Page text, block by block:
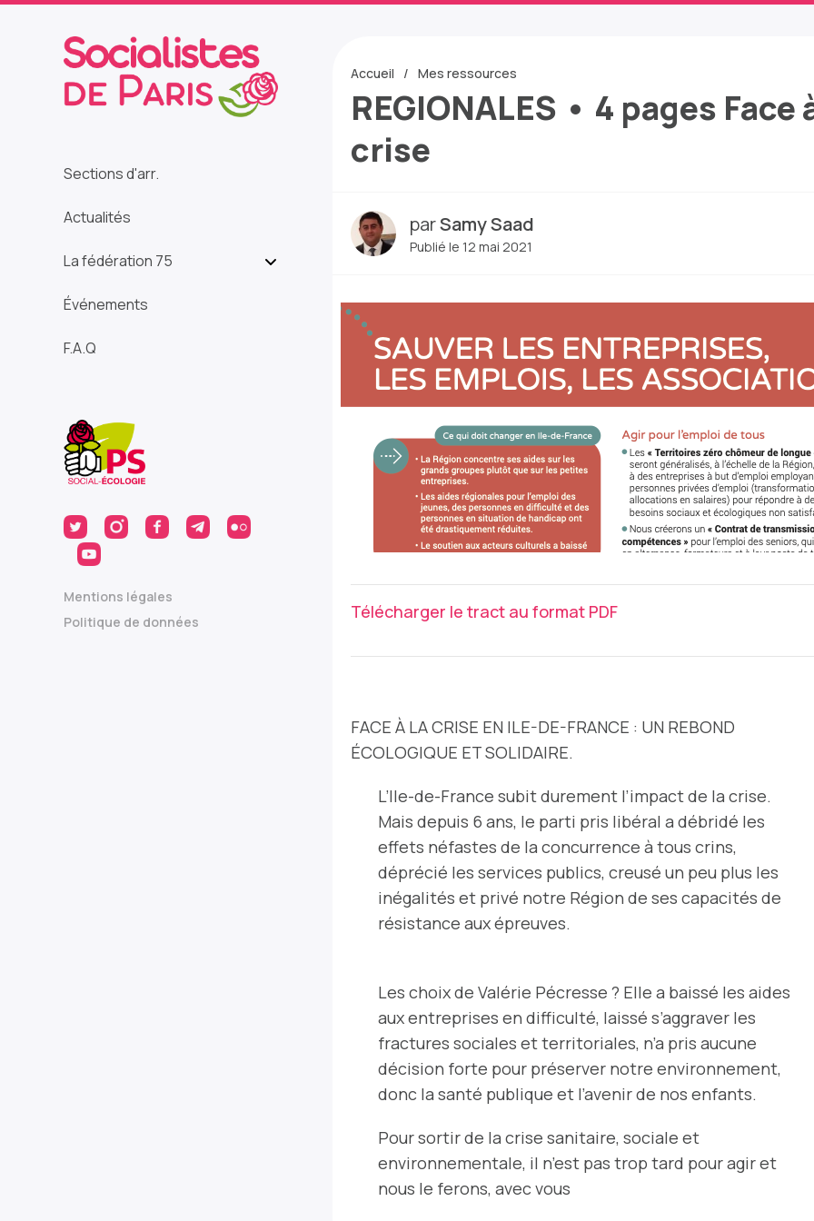
Sections d'arr.
Actualités
La fédération 75
Événements
F.A.Q
Mentions légales
Politique de données
Accueil Mes ressources
REGIONALES • 4 pages Face
crise
parSamy Saad
Publié le 12 mai 2021
Télécharger le tract au format PDF
FACE À LA CRISE EN ILE-DE-FRANCE : UN REBOND
ÉCOLOGIQUE ET SOLIDAIRE.
L’Ile-de-France subit durement l’impactde la crise.
Mais depuis 6 ans, le parti pris libéral a débridé les
effets néfastes de la concurrence à tous crins,
déprécié les services publics, creusé un peu plus les
inégalités et privé notre Région de ses capacités de
résistance aux épreuves.
Les choix de Valérie Pécresse ? Elle a baissé les aides
aux entreprises en difficulté, laissé s’aggraver les
fractures sociales et territoriales, n’a pris aucune
décision forte pour préserver notre environnement,
donc la santé publique et l’avenir de nos enfants.
Pour sortir de la crise sanitaire, sociale et
environnementale, il n’est pas trop tard pour agiret
nous le ferons, avec vous